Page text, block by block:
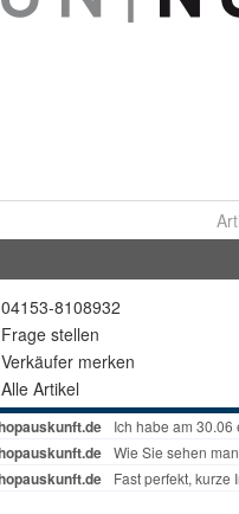
04153-8108932
Frage stellen
Verkäufer merken
Alle Artikel